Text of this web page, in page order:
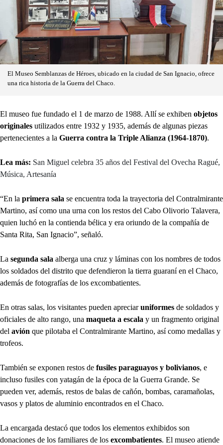
El Museo Semblanzas de Héroes, ubicado en la ciudad de San Ignacio, ofrece
una rica historia de la Guerra del Chaco.
El museo fue fundado el 1 de marzo de 1988. Allí se exhiben objetos
originales utilizados entre 1932 y 1935, además de algunas piezas
pertenecientes a la Guerra contra la Triple Alianza (1964-1870).
Lea más: San Miguel celebra 35 años del Festival del Ovecha Ragué,
Música, Artesanía
“En la primera sala se encuentra toda la trayectoria del Contralmirante
Martino, así como una urna con los restos del Cabo Olivorio Talavera,
quien luchó en la contienda bélica y era oriundo de la compañía de
Santa Rita, San Ignacio”, señaló.
La segunda sala alberga una cruz y láminas con los nombres de todos
los soldados del distrito que defendieron la tierra guaraní en el Chaco,
además de fotografías de los excombatientes.
En otras salas, los visitantes pueden apreciaruniformes de soldados y
oficiales de alto rango, una maqueta a escala y un fragmento original
del avión que pilotaba el Contralmirante Martino, así como medallas y
trofeos.
También se exponen restos de fusiles paraguayos y bolivianos, e
incluso fusiles con yatagán de la época de la Guerra Grande. Se
pueden ver, además, restos de balas de cañón, bombas, caramañolas,
vasos y platos de aluminio encontrados en el Chaco.
La encargada destacó que todos los elementos exhibidos son
donaciones de los familiares de los excombatientes. El museo atiende